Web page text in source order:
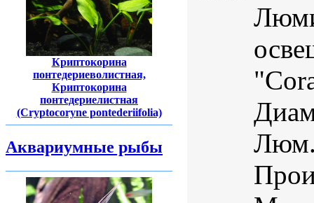
Криптокорина
понтедериеволистная,
Криптокорина
понтедериелистная
(Cryptocoryne pontederiifolia)
Аквариумные рыбы
Люм.